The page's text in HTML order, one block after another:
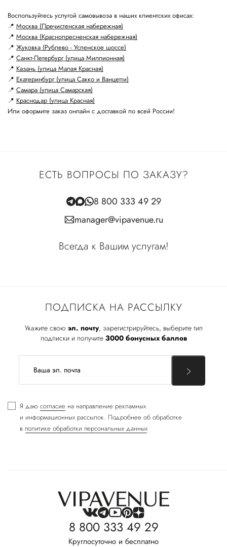
Воспользуйтесь услугой самовывоза в наших клиентских офисах:
📍 Москва (Пречистенская набережная)
📍 Москва (Краснопресненская набережная)
📍 Жуковка (Рублево - Успенское шоссе)
📍 Санкт-Петербург (улица Миллионная)
📍 Казань (улица Малая Красная)
📍 Екатеринбург (улица Сакко и Ванцетти)
📍 Самара (улица Самарская)
📍 Краснодар (улица Красная)
Или оформите заказ онлайн с доставкой по всей России!
ПОДПИСКА НА РАССЫЛКУ
Укажите свою эл. почту, зарегистрируйтесь, выберите тип
подписки и получите 3000 бонусных баллов
Я даю согласие на направление рекламных
и информационных рассылок. Подробнее об обработке
в политике обработки персональных данных
ЕСТЬ ВОПРОСЫ ПО ЗАКАЗУ?
8 800 333 49 29
manager@vipavenue.ru
Всегда к Вашим услугам!
8 800 333 49 29
Круглосуточно и бесплатно